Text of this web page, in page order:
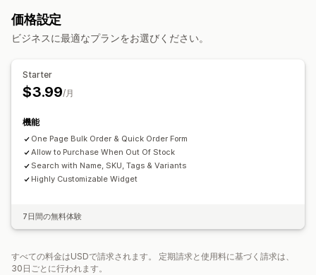
一括処理
価格設定
ビジネスに最適なプランをお選びください。
Starter
$3.99/月
機能
One Page Bulk Order & Quick Order Form
Allow to Purchase When Out Of Stock
Search with Name, SKU, Tags & Variants
Highly Customizable Widget
7日間の無料体験
すべての料金はUSDで請求されます。 定期請求と使用料に基づく請求は、
30日ごとに行われます。